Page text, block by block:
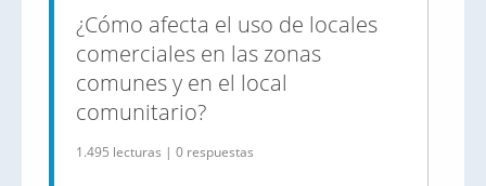
¿Cómo afecta el uso de locales
comerciales en las zonas
comunes y en el local
comunitario?
1.495 lecturas | 0 respuestas